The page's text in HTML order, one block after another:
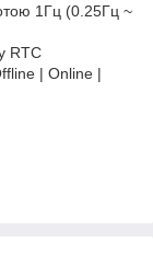
1Гц (0.25Гц ~
RTC
| Online |